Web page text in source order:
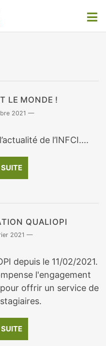
LE MONDE !
2021
de l’INFCI....
QUALIOPI
2021
depuis le 11/02/2021.
l'engagement
offrir un service de